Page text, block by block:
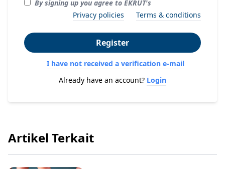
By signing up you agree to EKRUT's
Privacy policies
Terms & conditions
Register
I have not received a verification e-mail
Already have an account? Login
Artikel Terkait